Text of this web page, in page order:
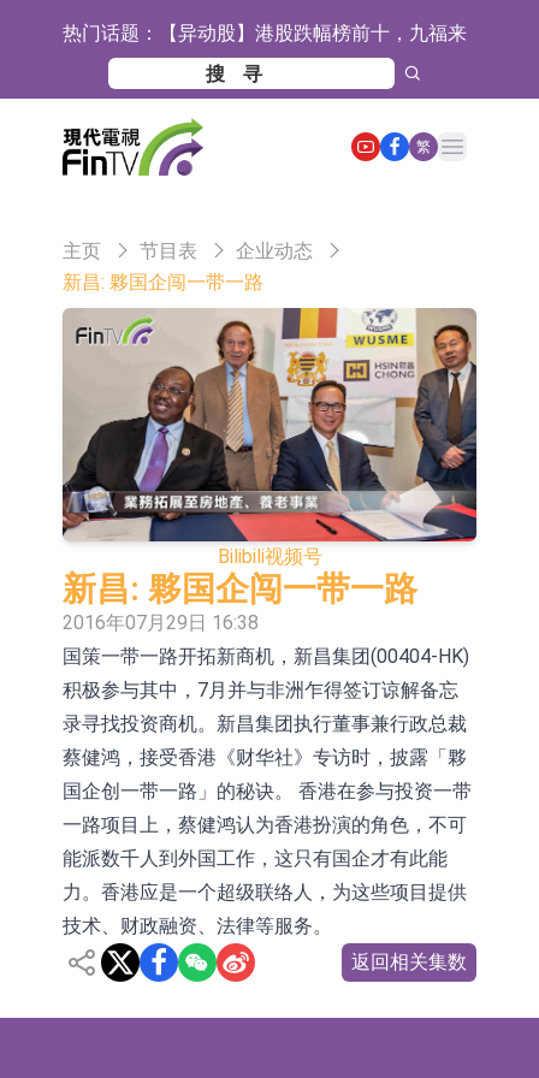
热门话题： 【异动股】港股跌幅榜前十，九福来
(08611.HK)跌21.43%，天瑞汽车内饰
(06162.HK)跌18.44%
【异动股】港股涨幅榜前十，佳明集
团控股(01271.HK)涨+78.22%，拿森
科技(02261.HK)涨+64.11%
斯迪克：公司为国内折叠屏核心功能
材料供应商
恒瑞医药：公司已在中国获批上市26
目标客户的测试认证
上期所：7月份对11个实际控制关系
账户组采取限制开仓的监管措施
特发服务：成功中标哔哩哔哩上海滨
江总部物业服务项目
亚太股份：公司是零跑汽车和
Stellantis集团的供应商
理工雷科面向边缘AI场景推出"山
海"系列智算模组 系列产品基于国产
CPU与GPU构建
【异动股】医疗研发外包板块拉升，
博腾股份(300363.CN)涨20.02%
日韩股市收盘双双下跌
依米康：海外交付以东南亚、中东市
场为主 并已取得欧美相关认证
上交所：财通多策略福鑫定期开放灵
活配置混合型发起式证券投资基金临
时停牌
上交所：景顺长城全球半导体芯片产
业股票型证券投资基金临时停牌
【异动股】港股跌幅榜前十，卡森国
际(00496.HK)跌22.40%，九福来
(08611.HK)跌21.01%
【异动股】港股涨幅榜前十，拿森科
技(02261.HK)涨+75.05%，辰兴发展
(02286.HK)涨+64.91%
神火股份：新疆神火铝水转化率已
100%
【异动股】焦炭Ⅲ板块下挫，陕西黑
猫(601015.CN)跌8.38%
浙江证监局对财通证券股份有限公司
采取出具警示函措施
山金国际：港股上市工作正常推进中
繁
Open main menu
主页 节目表
企业动态
新昌: 夥国企闯一带一路
Bilibili视频号
新昌: 夥国企闯一带一路
2016年07月29日 16:38
国策一带一路开拓新商机，新昌集团(00404-HK)
积极参与其中，7月并与非洲乍得签订谅解备忘
录寻找投资商机。新昌集团执行董事兼行政总裁
蔡健鸿，接受香港《财华社》专访时，披露「夥
国企创一带一路」的秘诀。 香港在参与投资一带
一路项目上，蔡健鸿认为香港扮演的角色，不可
能派数千人到外国工作，这只有国企才有此能
力。香港应是一个超级联络人，为这些项目提供
技术、财政融资、法律等服务。
返回相关集数